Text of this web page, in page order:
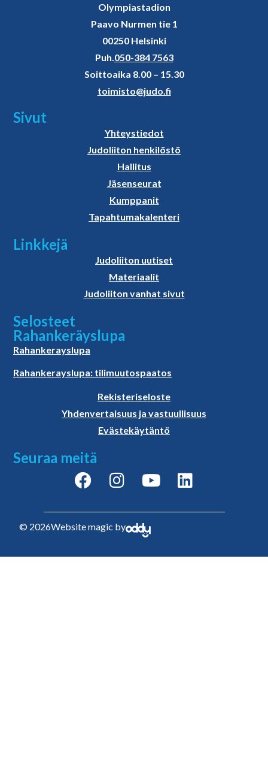
Olympiastadion
Paavo Nurmen tie 1
00250 Helsinki
Puh. 050-384 7563
Soittoaika 8.00 – 15.30
toimisto@judo.fi
Sivut
Yhteystiedot
Judoliiton henkilöstö
Hallitus
Jäsenseurat
Kumppanit
Tapahtumakalenteri
Linkkejä
Judoliiton uutiset
Materiaalit
Judoliiton vanhat sivut
Selosteet
Rahankeräyslupa
Rahankerayslupa
Rahankerayslupa: tilimuutospaatos
Rekisteriseloste
Yhdenvertaisuus ja vastuullisuus
Evästekäytäntö
Seuraa meitä
© 2026Website magic by